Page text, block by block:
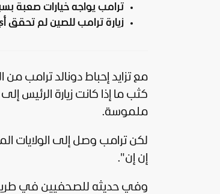
ترامب يواجه خيارات صعبة
زيارة ترامب للصين لم تحقق
مع تزايد إحباط دونالد ترامب من
كثب ما إذا كانت زيارة الرئيس إلى
ملموسة.
لكن ترامب وصل إلى الولايات
إن إن".
وفي حديثه للصحفيين في